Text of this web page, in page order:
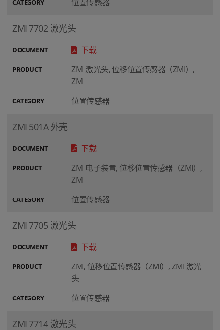
CATEGORY 位置传感器
ZMI 7702 激光头
DOCUMENT 下载
PRODUCT
ZMI 激光头, 位移位置传感器（ZMI）,
ZMI
CATEGORY 位置传感器
ZMI 501A 外壳
DOCUMENT 下载
PRODUCT
ZMI 电子装置, 位移位置传感器（ZMI）,
ZMI
CATEGORY 位置传感器
ZMI 7705 激光头
DOCUMENT 下载
PRODUCT
ZMI, 位移位置传感器（ZMI）, ZMI 激光
头
CATEGORY 位置传感器
ZMI 7714 激光头